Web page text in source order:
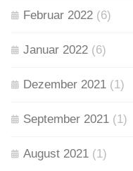
Februar 2022 (6)
Januar 2022 (6)
Dezember 2021 (1)
September 2021 (1)
August 2021 (1)